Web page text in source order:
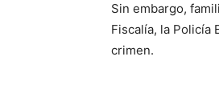
Sin embargo,
Fiscalía, la Policía
crimen.